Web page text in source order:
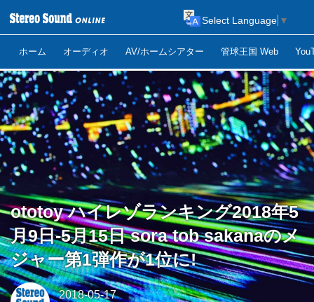
ホーム オーディオ AV/ホームシアター 管球王国 Web
Select Language ▼
ototoy ハイレゾランキング2018年5
月9日-5月15日 sora tob sakanaのメ
ジャー第1弾作が1位に!
2018-05-17